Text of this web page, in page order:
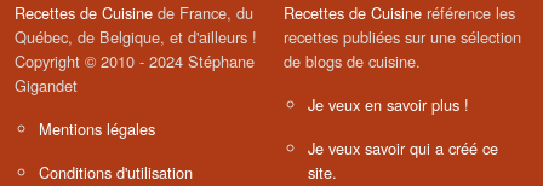
Recettes de Cuisine de France, du
Québec, de Belgique, et d'ailleurs !
Copyright © 2010 - 2024 Stéphane
Gigandet
Mentions légales
Conditions d'utilisation
Recettes de Cuisine référence les
recettes publiées sur une sélection
de blogs de cuisine.
Je veux en savoir plus !
Je veux savoir qui a créé ce
site.